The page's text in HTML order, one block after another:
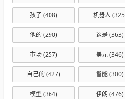
孩子(408) 机器人
他的 (290) 这是(363)
市场(257) 美元(346)
自己的 (427) 智能(300)
模型 (364) 伊朗 (476)